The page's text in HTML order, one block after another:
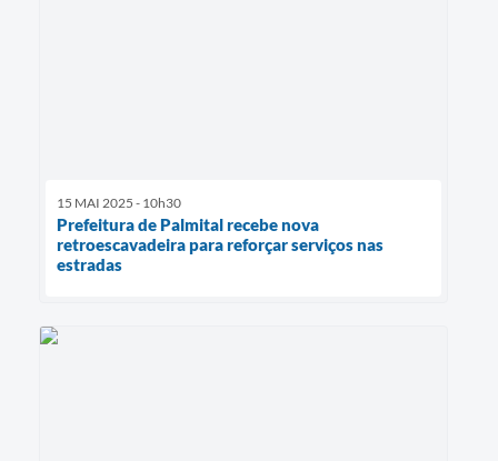
15 MAI 2025 - 10h30
Prefeitura de Palmital recebe nova
retroescavadeira para reforçar serviços nas
estradas